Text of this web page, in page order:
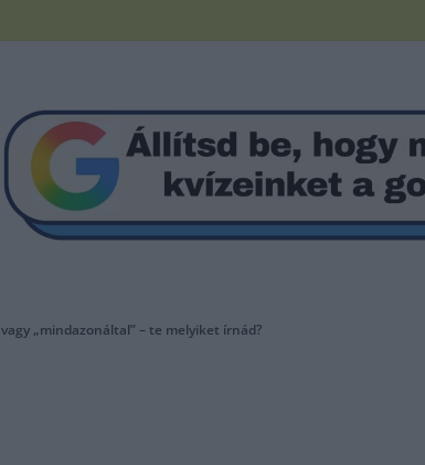
„mindazonáltal” – te melyiket írnád?